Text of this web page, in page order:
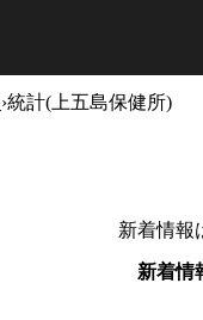
›統計(上五島保健所)
新着情報
新着情